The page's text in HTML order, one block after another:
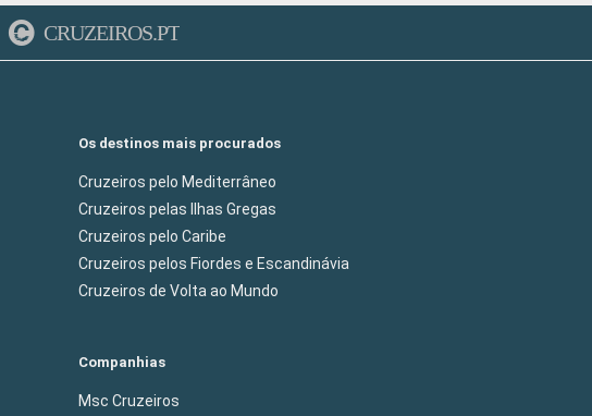
CRUZEIROS.PT
Os destinos mais procurados
Cruzeiros pelo Mediterrâneo
Cruzeiros pelas Ilhas Gregas
Cruzeiros pelo Caribe
Cruzeiros pelos Fiordes e Escandinávia
Cruzeiros de Volta ao Mundo
Companhias
Msc Cruzeiros